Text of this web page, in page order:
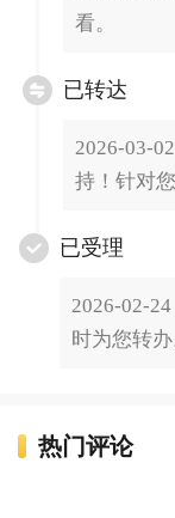
看。
已转达
2026-03-
持！针对
已受理
2026-02-
时为您转办
热门评论